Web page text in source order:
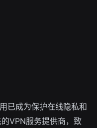
已成为保护在线隐私和
VPN服务提供商，致